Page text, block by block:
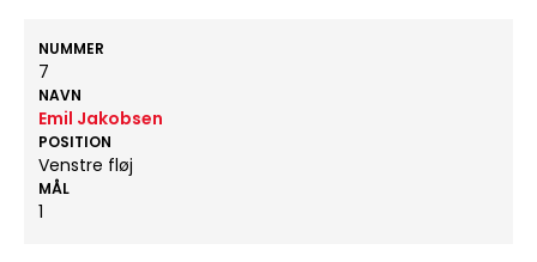
NUMMER
7
NAVN
Emil Jakobsen
POSITION
Venstre fløj
MÅL
1